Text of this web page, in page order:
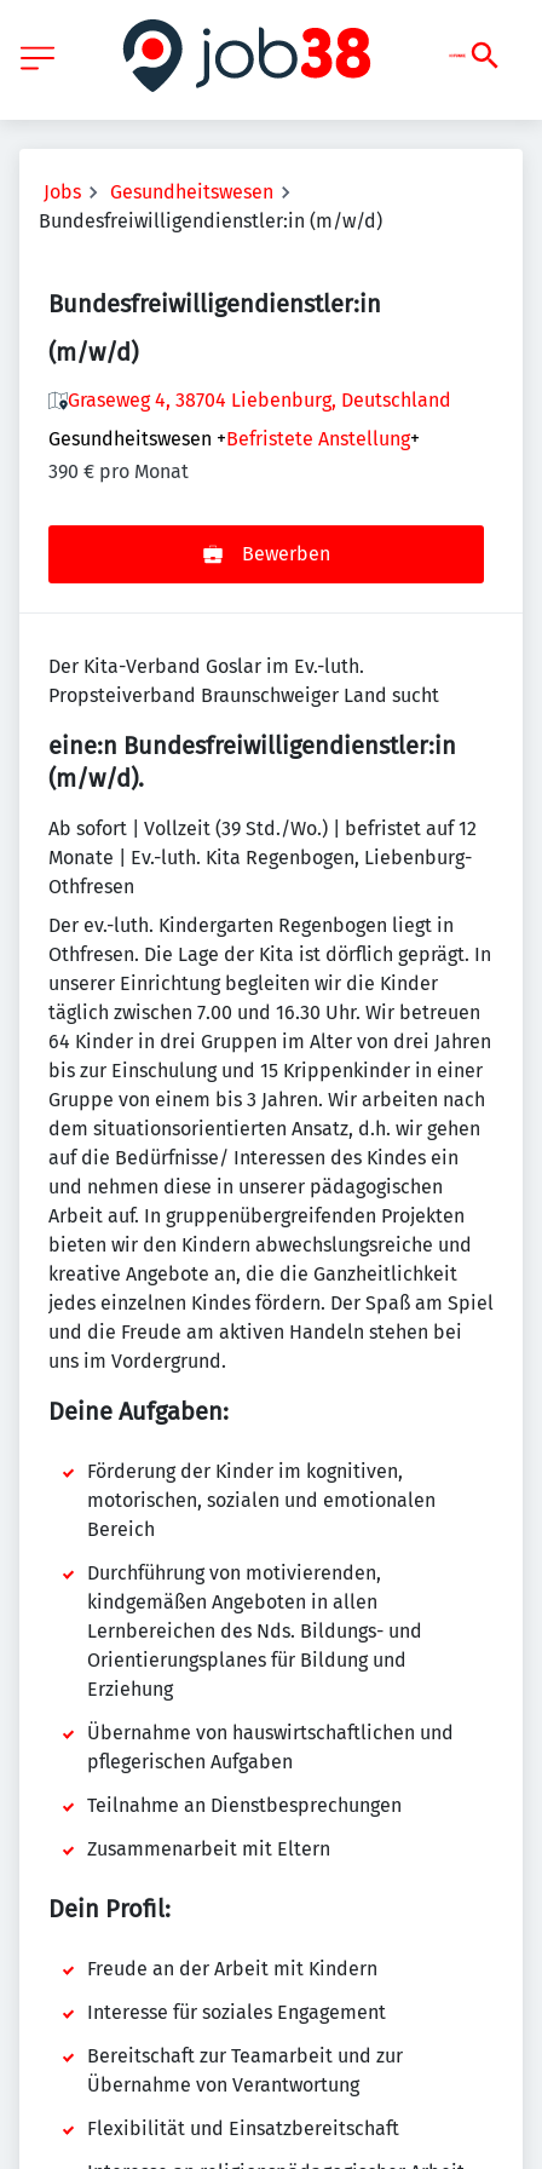
Jobs
Gesundheitswesen
Bundesfreiwilligendienstler:in (m/w/d)
Bundesfreiwilligendienstler:in
(m/w/d)
Graseweg 4, 38704 Liebenburg, Deutschland
Gesundheitswesen +Befristete Anstellung+
390 € pro Monat
Bewerben
Der Kita-Verband Goslar im Ev.-luth.
Propsteiverband Braunschweiger Land sucht
eine:n Bundesfreiwilligendienstler:in
(m/w/d).
Ab sofort | Vollzeit (39 Std./Wo.) | befristet auf 12
Monate | Ev.-luth. Kita Regenbogen, Liebenburg-
Othfresen
Der ev.-luth. Kindergarten Regenbogen liegt in
Othfresen. Die Lage der Kita ist dörflich geprägt. In
unserer Einrichtung begleiten wir die Kinder
täglich zwischen 7.00 und 16.30 Uhr. Wir betreuen
64 Kinder in drei Gruppen im Alter von drei Jahren
bis zur Einschulung und 15 Krippenkinder in einer
Gruppe von einem bis 3 Jahren. Wir arbeiten nach
dem situationsorientierten Ansatz, d.h. wir gehen
auf die Bedürfnisse/ Interessen des Kindes ein
und nehmen diese in unserer pädagogischen
Arbeit auf. In gruppenübergreifenden Projekten
bieten wir den Kindern abwechslungsreiche und
kreative Angebote an, die die Ganzheitlichkeit
jedes einzelnen Kindes fördern. Der Spaß am Spiel
und die Freude am aktiven Handeln stehen bei
uns im Vordergrund.
Deine Aufgaben:
Förderung der Kinder im kognitiven,
motorischen, sozialen und emotionalen
Bereich
Durchführung von motivierenden,
kindgemäßen Angeboten in allen
Lernbereichen des Nds. Bildungs- und
Orientierungsplanes für Bildung und
Erziehung
Übernahme von hauswirtschaftlichen und
pflegerischen Aufgaben
Teilnahme an Dienstbesprechungen
Zusammenarbeit mit Eltern
Dein Profil:
Freude an der Arbeit mit Kindern
Interesse für soziales Engagement
Bereitschaft zur Teamarbeit und zur
Übernahme von Verantwortung
Flexibilität und Einsatzbereitschaft